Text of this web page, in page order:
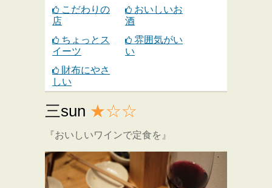
こだわりの
店
おいしいお
酒
ちょっとス
イーツ
雰囲気がい
い
財布にやさ
しい
三sun ★☆☆
『おいしいワインで定食を』